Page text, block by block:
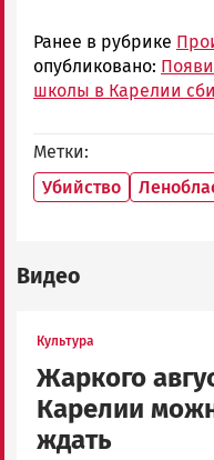
Ранее в рубрике
опубликовано:
школы в Карелии
Метки
Убийство
Видео
Культура
Жаркого
Карелии
ждать